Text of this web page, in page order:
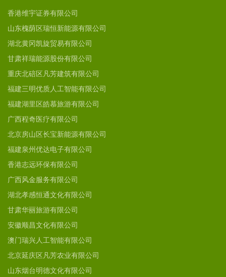
香港维宇证券有限公司
山东槐荫区瑞恒新能源有限公司
湖北黄冈凯旋贸易有限公司
甘肃祥瑞能源股份有限公司
重庆北碚区凡芳建筑有限公司
福建三明优质人工智能有限公司
福建湖里区皓慕旅游有限公司
广西程奇医疗有限公司
北京房山区长宝新能源有限公司
福建泉州优达电子有限公司
香港志远环保有限公司
广西风金服务有限公司
湖北孝感恒通文化有限公司
甘肃华丽旅游有限公司
安徽顺昌文化有限公司
澳门瑞兴人工智能有限公司
北京延庆区凡芳农业有限公司
山东烟台明德文化有限公司